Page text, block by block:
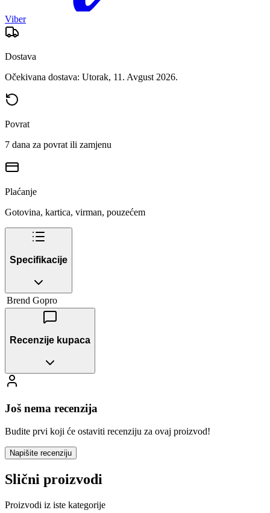
Viber
Dostava
Očekivana dostava: Utorak, 11. Avgust 2026.
Povrat
7 dana za povrat ili zamjenu
Plaćanje
Gotovina, kartica, virman, pouzećem
Specifikacije
Brend Gopro
Recenzije kupaca
Još nema recenzija
Budite prvi koji će ostaviti recenziju za ovaj proizvod!
Napišite recenziju
Slični proizvodi
Proizvodi iz iste kategorije